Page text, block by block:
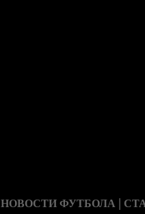
НОВОСТИ ФУТБОЛА |